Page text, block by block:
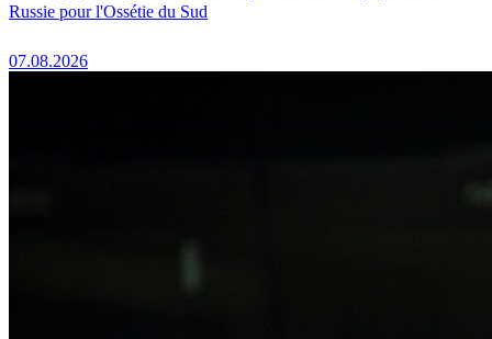
Russie pour l'Ossétie du Sud
07.08.2026